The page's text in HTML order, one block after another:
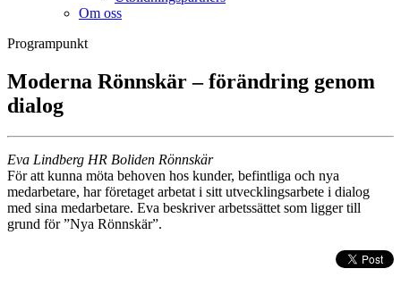
Om oss
Programpunkt
Moderna Rönnskär – förändring genom
dialog
Eva Lindberg HR Boliden Rönnskär
För att kunna möta behoven hos kunder, befintliga och nya
medarbetare, har företaget arbetat i sitt utvecklingsarbete i dialog
med sina medarbetare. Eva beskriver arbetssättet som ligger till
grund för ”Nya Rönnskär”.